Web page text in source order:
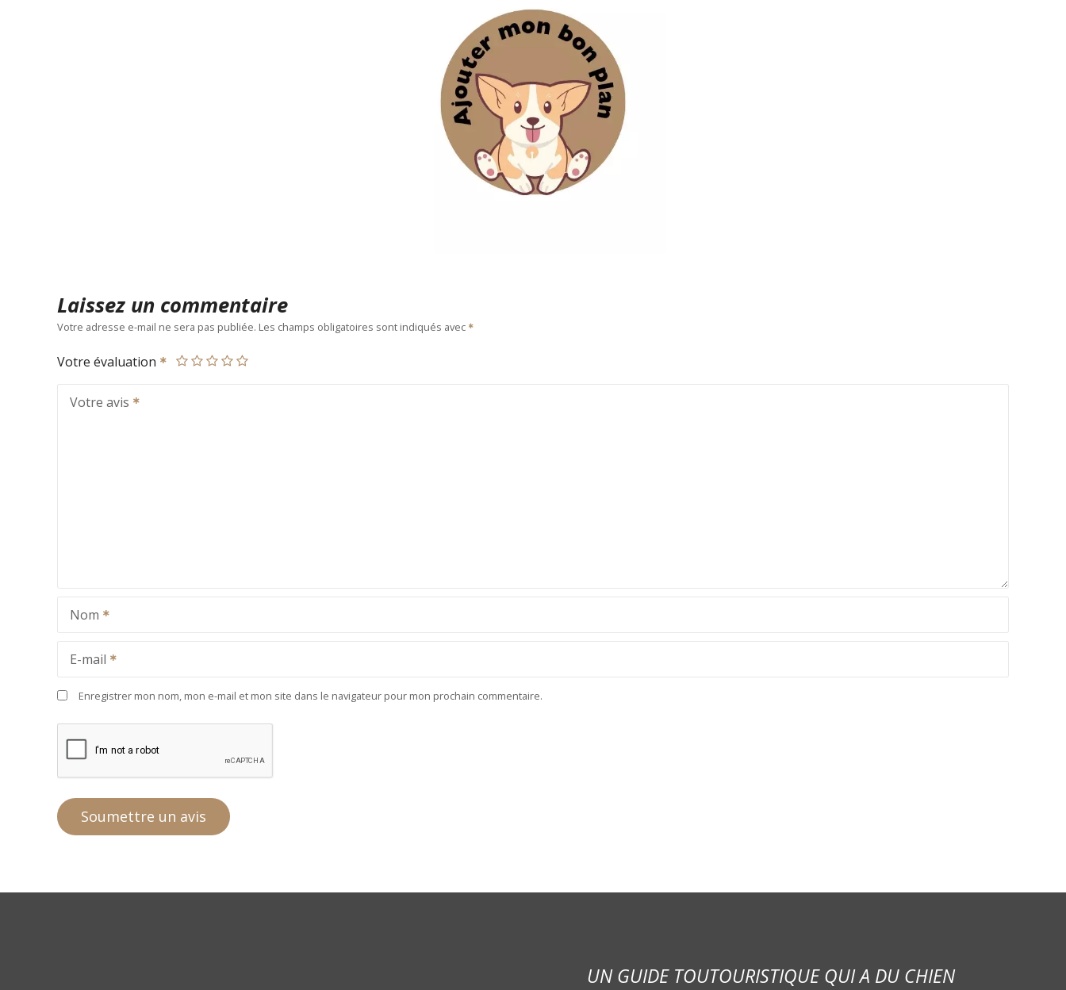
Laissez un commentaire
Votre adresse e-mail ne sera pas publiée. Les champs obligatoires sont indiqués avec
Votre évaluation
Votre avis
Nom
E-mail
Enregistrer mon nom, mon e-mail et mon site dans le navigateur pour mon prochain commentaire.
UN GUIDE TOUTOURISTIQUE QUI A DU CHIEN